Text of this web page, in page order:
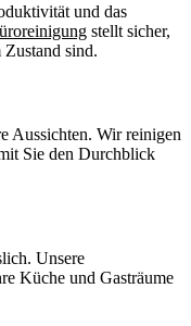
und das
stellt sicher,
Zustand sind.
Aussichten. Wir reinigen
Sie den Durchblick
Unsere
Küche und Gasträume